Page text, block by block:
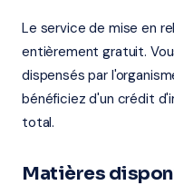
Le service de mise en
entièrement gratuit.
dispensés par
bénéficiez d'un crédit
total.
Matières